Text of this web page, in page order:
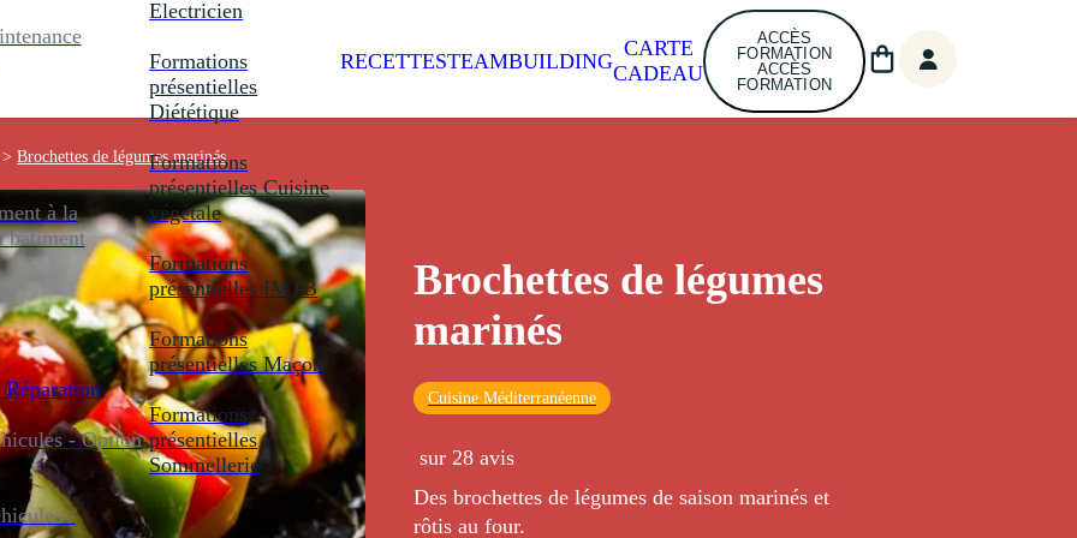
à la
bâtiment
- Option
-
Electricien
Formations
présentielles
Diététique
Formations
présentielles Cuisine
végétale
Formations
présentielles IMTB
Formations
présentielles Maçon
Formations
présentielles
Sommellerie
RECETTESTEAMBUILDING
CARTE
CADEAU
ACCÈS
FORMATION
ACCÈS
FORMATION
> Brochettes de légumes marinés
Brochettes de légumes
marinés
Cuisine Méditerranéenne
sur 28 avis
Des brochettes de légumes de saison marinés et
rôtis au four.